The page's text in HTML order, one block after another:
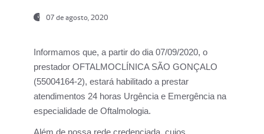
07 de agosto, 2020
Informamos que, a partir do dia07/09/2020, o
prestador OFTALMOCLÍNICA SÃO GONÇALO
(55004164-2), estará habilitado a prestar
atendimentos 24 horas Urgência e Emergência na
especialidade de Oftalmologia.